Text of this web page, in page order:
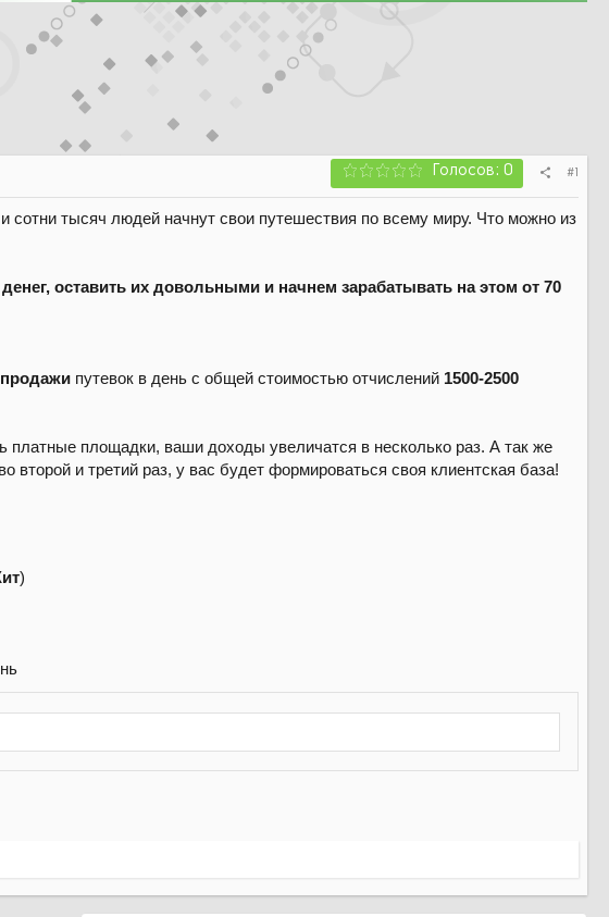
Голосов: 0 #1
сотни тысяч людей начнут свои путешествия по всему миру. Что можно из
оставить их довольными и начнем зарабатывать на этом от 70
путевок в день с общей стоимостью отчислений 1500-2500
площадки, ваши доходы увеличатся в несколько раз. А так же
и третий раз, у вас будет формироваться своя клиентская база!
)